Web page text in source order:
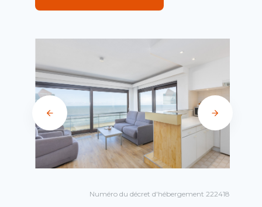
Numéro du décret d'hébergement 222418